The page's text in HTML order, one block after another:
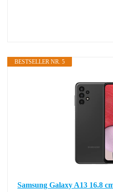
BESTSELLER NR. 5
Samsung Galaxy A13 16.8